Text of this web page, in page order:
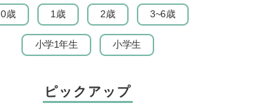
0歳 1歳 2歳 3~6歳
小学1年生 小学生
ピックアップ